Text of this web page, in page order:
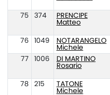
75
374
PRENCIPE
Matteo
76
1049
NOTARANGELO
Michele
77
1006
DI MARTINO
Rosario
78
215
TATONE
Michele